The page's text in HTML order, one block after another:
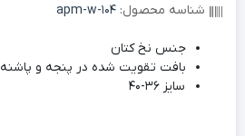
شناسه محصول: apm-w-104
جنس نخ کتان
بافت تقویت شده در پنجه و پاشنه
سایز 36-40